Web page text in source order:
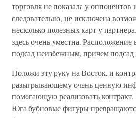
торговля не показала у
следовательно, не исключена
несколько полезных карт у
здесь очень уместна. Расположение
подсад неизбежным, причем
Положи эту руку на Восток, и
разыгрывающему очень ценную
помогающую реализовать контракт.
Юга бубновые фигуры